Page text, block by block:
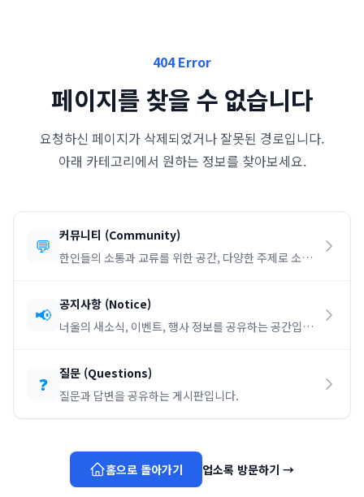
404 Error
페이지를 찾을 수 없습니다
요청하신 페이지가 삭제되었거나 잘못된 경로입니다.
아래 카테고리에서 원하는 정보를 찾아보세요.
💬 커뮤니티 (Community)
한인들의 소통과 교류를 위한 공간, 다양한 주제로 소통
📢 공지사항 (Notice)
너울의 새소식, 이벤트, 행사 정보를 공유하는 공간입니
❓ 질문 (Questions)
질문과 답변을 공유하는 게시판입니다.
홈으로 돌아가기 업소록 방문하기 →